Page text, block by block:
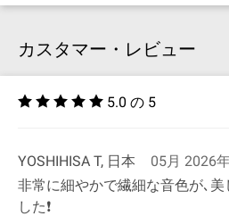
カスタマー・レビュー
5.0 の 5
YOSHIHISA T, 日本
05月 2026
非常に細やかで繊細な音色が､
した❗